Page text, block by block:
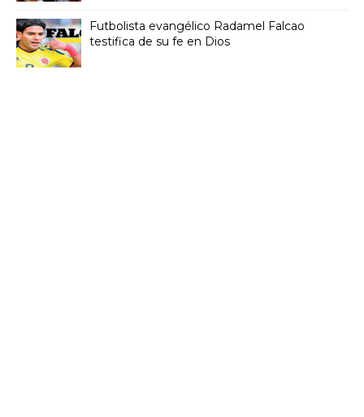
Futbolista evangélico Radamel Falcao
testifica de su fe en Dios